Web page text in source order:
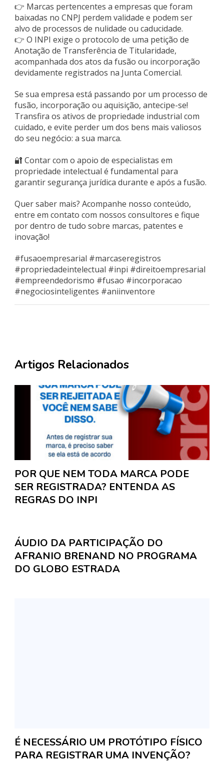
👉 Marcas pertencentes a empresas que foram
baixadas no CNPJ perdem validade e podem ser
alvo de processos de nulidade ou caducidade.
👉 O INPI exige o protocolo de uma petição de
Anotação de Transferência de Titularidade,
acompanhada dos atos da fusão ou incorporação
devidamente registrados na Junta Comercial.
Se sua empresa está passando por um processo de
fusão, incorporação ou aquisição, antecipe-se!
Transfira os ativos de propriedade industrial com
cuidado, e evite perder um dos bens mais valiosos
do seu negócio: a sua marca.
🔐 Contar com o apoio de especialistas em
propriedade intelectual é fundamental para
garantir segurança jurídica durante e após a fusão.
Quer saber mais? Acompanhe nosso conteúdo,
entre em contato com nossos consultores e fique
por dentro de tudo sobre marcas, patentes e
inovação!
#fusaoempresarial #marcaseregistros
#propriedadeintelectual #inpi #direitoempresarial
#empreendedorismo #fusao #incorporacao
#negociosinteligentes #aniinventore
Artigos Relacionados
POR QUE NEM TODA MARCA PODE
SER REGISTRADA? ENTENDA AS
REGRAS DO INPI
ÁUDIO DA PARTICIPAÇÃO DO
AFRANIO BRENAND NO PROGRAMA
DO GLOBO ESTRADA
É NECESSÁRIO UM PROTÓTIPO FÍSICO
PARA REGISTRAR UMA INVENÇÃO?